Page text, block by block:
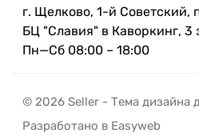
г. Щелково, 1-й Советский,
БЦ "Славия" в Каворкинг, 3
Пн—Сб 08:00 – 18:00
© 2026 Seller - Тема дизайна
Разработано в Easyweb